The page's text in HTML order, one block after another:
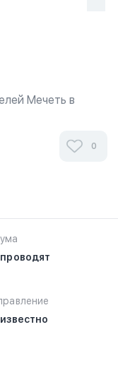
Мечеть в
о часах
начинается
0